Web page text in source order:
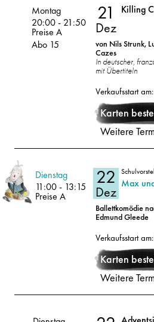
21
Dez
Killing
von Nils Strunk,
Cazes
In deutscher,
mit Übertiteln
Verkaufsstart
Karten
Weitere
Volksoper
Montag
20:00- 21:50
Preise A
Abo 15
22
Dez
Max
Ballettkomödie
Edmund Gleede
Verkaufsstart
Karten
Weitere
Volksoper
Dienstag
11:00- 13:15
Preise A